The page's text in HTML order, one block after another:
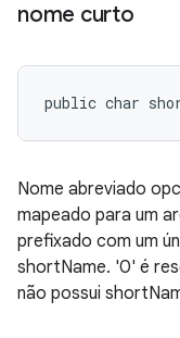
nome curto
public char
Nome abreviado
mapeado para um
prefixado com um
shortName. '0' é
não possui